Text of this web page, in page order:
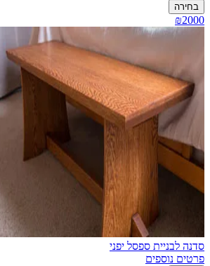
בחירה
₪2000
סדנה לבניית ספסל יפני
פרטים נוספים